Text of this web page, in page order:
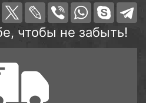
чтобы не забыть!